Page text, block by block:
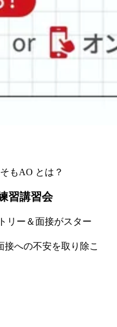
もAO とは？
習講習会
リー＆面接がスター
への不安を取り除こ